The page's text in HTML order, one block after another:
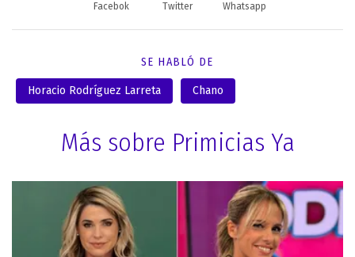
Facebok Twitter Whatsapp
SE HABLÓ DE
Horacio Rodríguez Larreta Chano
Más sobre Primicias Ya